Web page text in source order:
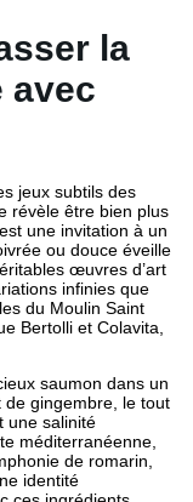
la
avec
jeux subtils des
révèle être bien plus
une invitation à un
ou douce éveille
œuvres d’art
infinies que
du Moulin Saint
Bertolli et Colavita,
saumon dans un
de gingembre, le tout
une salinité
méditerranéenne,
de romarin,
identité